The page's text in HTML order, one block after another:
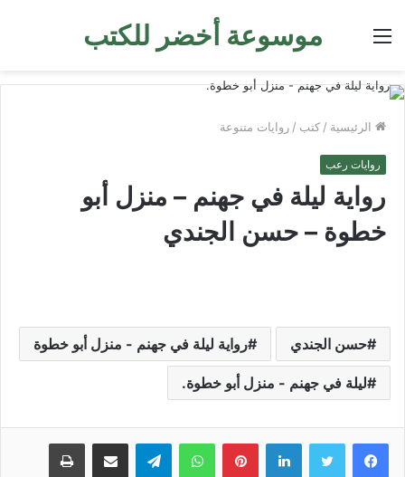
موسوعة أخضر للكتب القائمة
الرئيسية / كتب / روايات متنوعة
روايات رعب
رواية ليلة في جهنم – منزل أبو
خطوة – حسن الجندي
حسن الجندي رواية ليلة في جهنم - منزل أبو خطوة
ليلة في جهنم - منزل أبو خطوة.
لينكدإن بينتيريستواتساب تيلقرام مشاركة عبر البريد طباعة